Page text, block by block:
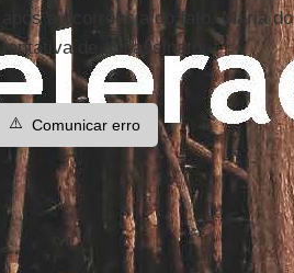
após a ocorrência do fato. Maria
tentativa de assassinato.
⚠️ Comunicar erro